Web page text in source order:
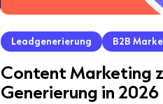
Leadgenerierung B2B
Content Marketing
Generierung in 2026